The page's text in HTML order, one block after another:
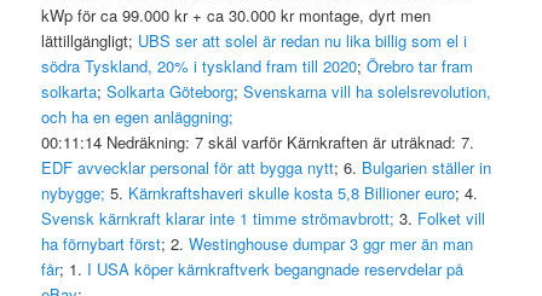
kWp för ca 99.000 kr + ca 30.000 kr montage, dyrt men
lättillgängligt; UBS ser att solel är redan nu lika billig som el i
södra Tyskland, 20% i tyskland fram till 2020;Örebro tar fram
solkarta;Solkarta Göteborg;Svenskarna vill ha solelsrevolution,
och ha en egen anläggning;
00:11:14 Nedräkning: 7 skäl varför Kärnkraften är uträknad: 7.
EDF avvecklar personal för att bygga nytt; 6. Bulgarien ställer in
nybygge; 5. Kärnkraftshaveri skulle kosta 5,8 Billioner euro; 4.
Svensk kärnkraft klarar inte 1 timme strömavbrott; 3. Folket vill
ha förnybart först; 2.Westinghouse dumpar 3 ggr mer än man
får; 1. I USA köper kärnkraftverk begangnade reservdelar på